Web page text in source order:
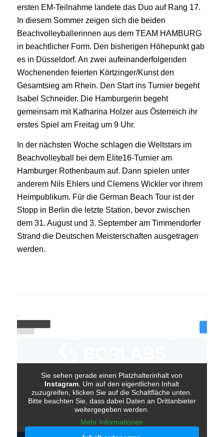
ersten EM-Teilnahme landete das Duo auf Rang 17.
In diesem Sommer zeigen sich die beiden
Beachvolleyballerinnen aus dem TEAM HAMBURG
in beachtlicher Form. Den bisherigen Höhepunkt gab
es in Düsseldorf. An zwei aufeinanderfolgenden
Wochenenden feierten Körtzinger/Kunst den
Gesamtsieg am Rhein. Den Start ins Turnier begeht
Isabel Schneider. Die Hamburgerin begeht
gemeinsam mit Katharina Holzer aus Österreich ihr
erstes Spiel am Freitag um 9 Uhr.
In der nächsten Woche schlagen die Weltstars im
Beachvolleyball bei dem Elite16-Turnier am
Hamburger Rothenbaum auf. Dann spielen unter
anderem Nils Ehlers und Clemens Wickler vor ihrem
Heimpublikum. Für die German Beach Tour ist der
Stopp in Berlin die letzte Station, bevor zwischen
dem 31. August und 3. September am Timmendorfer
Strand die Deutschen Meisterschaften ausgetragen
werden.
Sie sehen gerade einen Platzhalterinhalt von
Instagram. Um auf den eigentlichen Inhalt
zuzugreifen, klicken Sie auf die Schaltfläche unten.
Bitte beachten Sie, dass dabei Daten an Drittanbieter
weitergegeben werden.
Mehr Informationen